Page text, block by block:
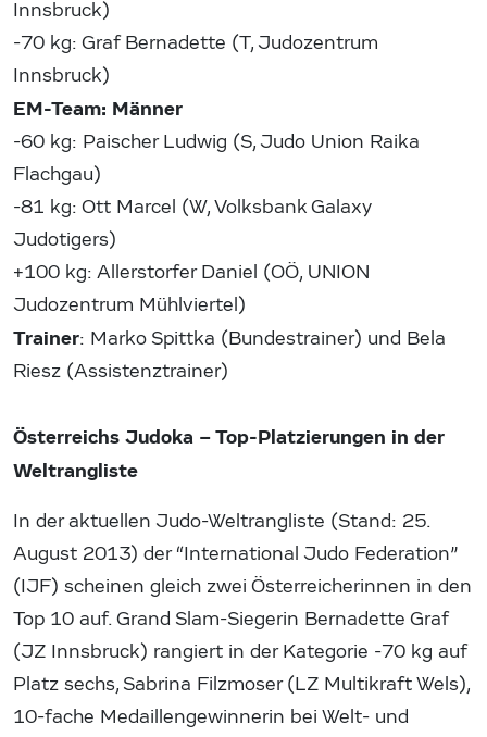
Innsbruck)
-70 kg: Graf Bernadette (T, Judozentrum
Innsbruck)
EM-Team: Männer
-60 kg: Paischer Ludwig (S, Judo Union Raika
Flachgau)
-81 kg: Ott Marcel (W, Volksbank Galaxy
Judotigers)
+100 kg: Allerstorfer Daniel (OÖ, UNION
Judozentrum Mühlviertel)
Trainer: Marko Spittka (Bundestrainer) und Bela
Riesz (Assistenztrainer)
Österreichs Judoka – Top-Platzierungen in der
Weltrangliste
In der aktuellen Judo-Weltrangliste (Stand: 25.
August 2013) der “International Judo Federation”
(IJF) scheinen gleich zwei Österreicherinnen in den
Top 10 auf. Grand Slam-Siegerin Bernadette Graf
(JZ Innsbruck) rangiert in der Kategorie -70 kg auf
Platz sechs, Sabrina Filzmoser (LZ Multikraft Wels),
10-fache Medaillengewinnerin bei Welt- und